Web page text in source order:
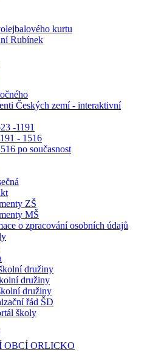
kurtu
Rubínek
Českých zemí - interaktivní
-1191
- 1516
po současnost
ZŠ
MŠ
o zpracování osobních údajů
družiny
družiny
družiny
řád ŠD
školy
OBCÍ ORLICKO